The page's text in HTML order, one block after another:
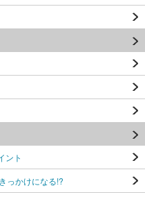
ント
っかけになる!?